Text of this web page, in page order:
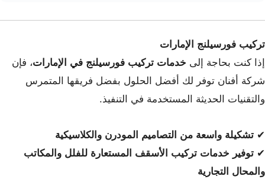
تركيب فورسيلنج الإمارات
إذا كنت بحاجة إلى خدمات تركيب فورسيلنج في الإمارات، فإن
شركة أفنان توفر لك أفضل الحلول بفضل فريقها المتمرس
والتقنيات الحديثة المستخدمة في التنفيذ.
✔ تشكيلة واسعة من التصاميم المودرن والكلاسيكية
✔ توفير خدمات تركيب الأسقف المستعارة للفلل والمكاتب
والمحال التجارية